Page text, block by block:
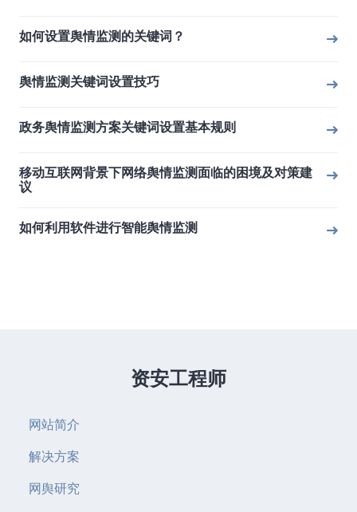
如何设置舆情监测的关键词？
舆情监测关键词设置技巧
政务舆情监测方案关键词设置基本规则
移动互联网背景下网络舆情监测面临的困境及对策建
议
如何利用软件进行智能舆情监测
资安工程师
网站简介
解决方案
网舆研究